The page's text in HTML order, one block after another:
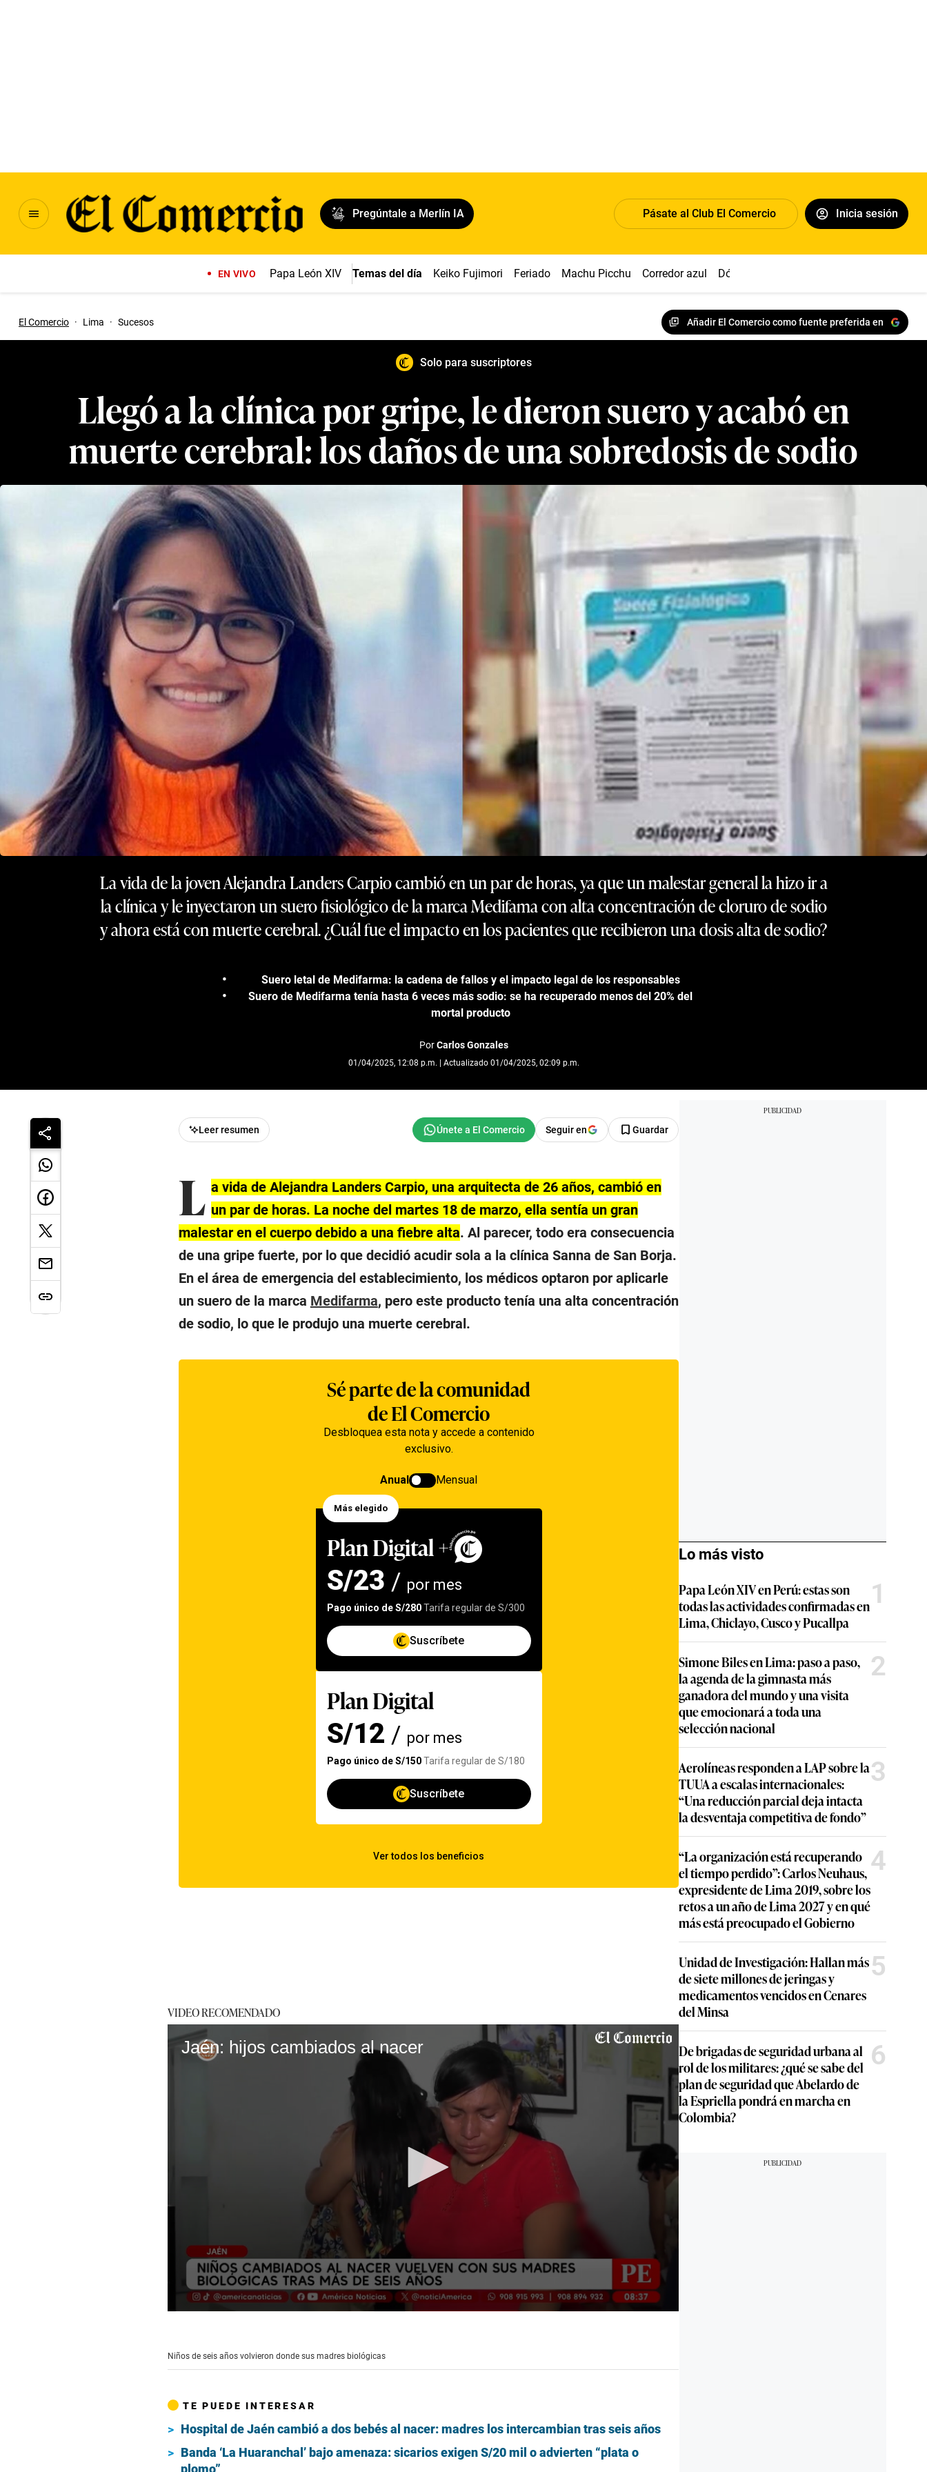
Pregúntale a Merlín IA Pásate al Club El Comercio Inicia sesión
EN VIVO Papa León XIV Temas del día Keiko Fujimori Feriado Machu Picchu Corredor azul Dólar
El Comercio · Lima · Sucesos Añadir El Comercio como fuente preferida en
Solo para suscriptores
Llegó a la clínica por gripe, le dieron suero y acabó en
muerte cerebral: los daños de una sobredosis de sodio
La vida de la joven Alejandra Landers Carpio cambió en un par de horas, ya que un malestar general la hizo ir a
la clínica y le inyectaron un suero fisiológico de la marca Medifama con alta concentración de cloruro de sodio
y ahora está con muerte cerebral. ¿Cuál fue el impacto en los pacientes que recibieron una dosis alta de sodio?
Suero letal de Medifarma: la cadena de fallos y el impacto legal de los responsables
Suero de Medifarma tenía hasta 6 veces más sodio: se ha recuperado menos del 20% del
mortal producto
PorCarlos Gonzales
01/04/2025, 12:08 p.m. | Actualizado 01/04/2025, 02:09 p.m.
Leer resumen Seguir en Guardar
L a vida de Alejandra Landers Carpio, una arquitecta de 26 años, cambió en
un par de horas. La noche del martes 18 de marzo, ella sentía un gran
malestar en el cuerpo debido a una fiebre alta. Al parecer, todo era consecuencia
de una gripe fuerte, por lo que decidió acudir sola a la clínica Sanna de San Borja.
En el área de emergencia del establecimiento, los médicos optaron por aplicarle
un suero de la marca Medifarma, pero este producto tenía una alta concentración
de sodio, lo que le produjo una muerte cerebral.
VIDEO RECOMENDADO
Jaén: hijos cambiados al nacer
minutes,
49
Niños de seis años volvieron donde sus madres biológicas
TE PUEDE INTERESAR
Hospital de Jaén cambió a dos bebés al nacer: madres los intercambian tras seis años
Banda ‘La Huaranchal’ bajo amenaza: sicarios exigen S/20 mil o advierten “plata o
Lo más visto
Papa León XIV en Perú: estas son
todas las actividades confirmadas en
Lima, Chiclayo, Cusco y Pucallpa
1
Simone Biles en Lima: paso a paso,
la agenda de la gimnasta más
ganadora del mundo y una visita
que emocionará a toda una
selección nacional
2
Aerolíneas responden a LAP sobre la
TUUA a escalas internacionales:
“Una reducción parcial deja intacta
la desventaja competitiva de fondo”
3
“La organización está recuperando
el tiempo perdido”: Carlos Neuhaus,
expresidente de Lima 2019, sobre los
retos a un año de Lima 2027 y en qué
más está preocupado el Gobierno
4
Unidad de Investigación: Hallan más
de siete millones de jeringas y
medicamentos vencidos en Cenares
del Minsa
5
De brigadas de seguridad urbana al
rol de los militares: ¿qué se sabe del
plan de seguridad que Abelardo de
la Espriella pondrá en marcha en
Colombia?
6